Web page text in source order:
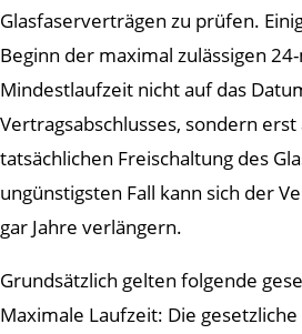
Glasfaserverträgen zu prüfen.
Beginn der maximal zulässigen
Mindestlaufzeit nicht auf das
Vertragsabschlusses, sondern
tatsächlichen Freischaltung des
ungünstigsten Fall kann sich der
gar Jahre verlängern.
Grundsätzlich gelten folgende
Maximale Laufzeit: Die gesetzliche